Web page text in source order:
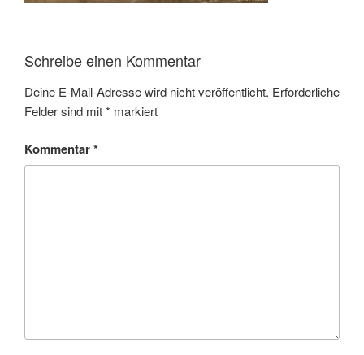
Schreibe einen Kommentar
Deine E-Mail-Adresse wird nicht veröffentlicht. Erforderliche
Felder sind mit* markiert
Kommentar*